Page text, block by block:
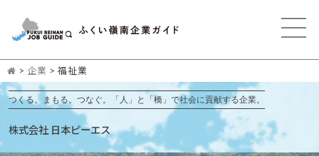
> 企業 > 福祉業
つくる。まもる。つなぐ。「人」と「橋」で社会に貢献する企業。
株式会社 日本ピーエス